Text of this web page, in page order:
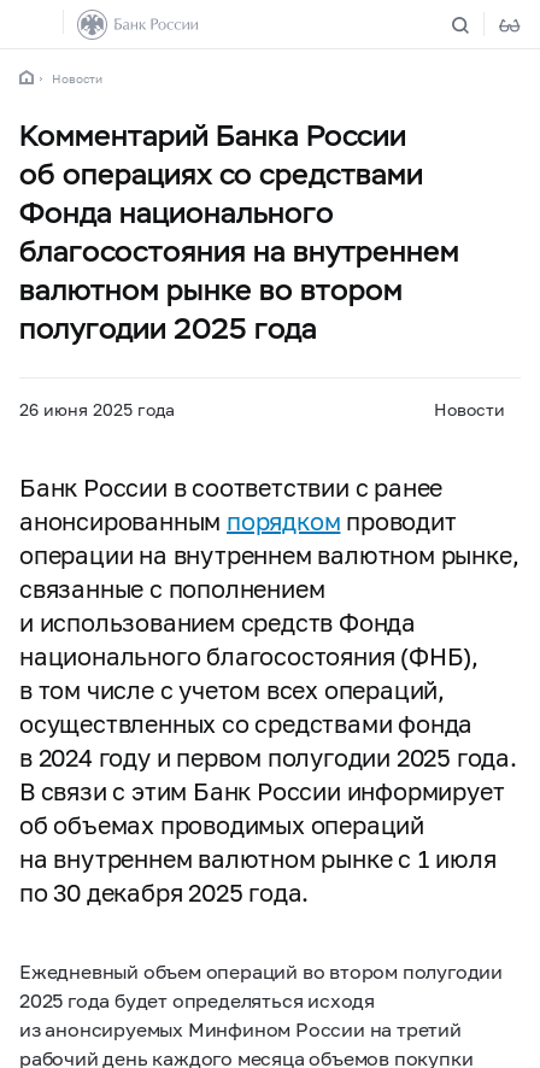
Новости
Комментарий Банка России
об операциях со средствами
Фонда национального
благосостояния на внутреннем
валютном рынке во втором
полугодии 2025 года
26 июня 2025 года Новости
Банк России в соответствии с ранее
анонсированным порядком проводит
операции на внутреннем валютном рынке,
связанные с пополнением
и использованием средств Фонда
национального благосостояния (ФНБ),
в том числе с учетом всех операций,
осуществленных со средствами фонда
в 2024 году и первом полугодии 2025 года.
В связи с этим Банк России информирует
об объемах проводимых операций
на внутреннем валютном рынке c 1 июля
по 30 декабря 2025 года.
Ежедневный объем операций во втором полугодии
2025 года будет определяться исходя
из анонсируемых Минфином России на третий
рабочий день каждого месяца объемов покупки